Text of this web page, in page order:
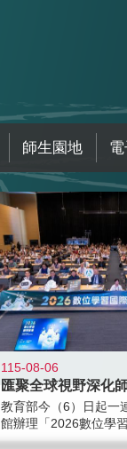
師生園地
115-08-06
匯聚全球視野深化
教育部今（6）日起一
館辦理「2026數位學習